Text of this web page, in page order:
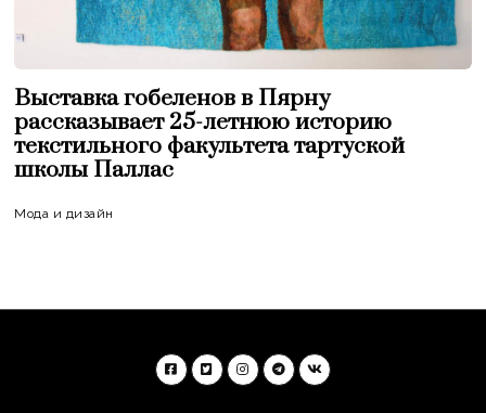
Выставка гобеленов в Пярну
рассказывает 25-летнюю историю
текстильного факультета тартуской
школы Паллас
Мода и дизайн